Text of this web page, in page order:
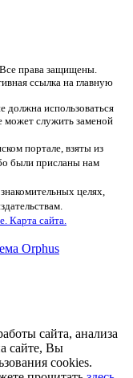
права защищены.
ссылка на главную
должна использоваться
может служить заменой
портале, взяты из
были присланы нам
целях,
Карта сайта.
сайта, анализа
сайте, Вы
cookies.